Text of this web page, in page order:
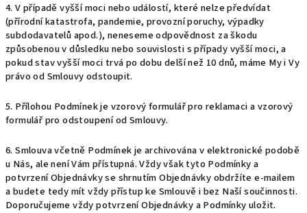
4. V případě vyšší moci nebo událostí, které nelze předvídat
(přírodní katastrofa, pandemie, provozní poruchy, výpadky
subdodavatelů apod.), neneseme odpovědnost za škodu
způsobenou v důsledku nebo souvislosti s případy vyšší moci, a
pokud stav vyšší moci trvá po dobu delší než 10 dnů, máme My i Vy
právo od Smlouvy odstoupit.
5. Přílohou Podmínek je vzorový formulář pro reklamaci a vzorový
formulář pro odstoupení od Smlouvy.
6. Smlouva včetně Podmínek je archivována v elektronické podobě
u Nás, ale není Vám přístupná. Vždy však tyto Podmínky a
potvrzení Objednávky se shrnutím Objednávky obdržíte e-mailem
a budete tedy mít vždy přístup ke Smlouvě i bez Naší součinnosti.
Doporučujeme vždy potvrzení Objednávky a Podmínky uložit.